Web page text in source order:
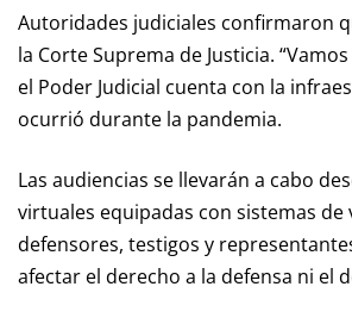
Autoridades judiciales confirmaron
la Corte Suprema de Justicia.
el Poder Judicial cuenta con la
ocurrió durante la pandemia.
Las audiencias se llevarán a cabo
virtuales equipadas con sistemas
defensores, testigos y
afectar el derecho a la defensa ni el